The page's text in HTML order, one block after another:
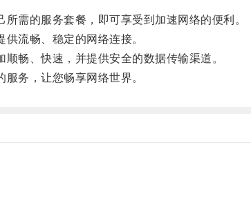
需的服务套餐，即可享受到加速网络的便利。
流畅、稳定的网络连接。
畅、快速，并提供安全的数据传输渠道。
务，让您畅享网络世界。